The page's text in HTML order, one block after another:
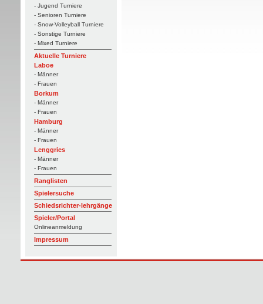
- Jugend Turniere
- Senioren Turniere
- Snow-Volleyball Turniere
- Sonstige Turniere
- Mixed Turniere
Aktuelle Turniere
Laboe
- Männer
- Frauen
Borkum
- Männer
- Frauen
Hamburg
- Männer
- Frauen
Lenggries
- Männer
- Frauen
Ranglisten
Spielersuche
Schiedsrichter-lehrgänge
Spieler/Portal
Onlineanmeldung
Impressum